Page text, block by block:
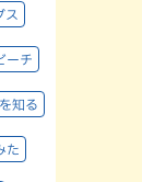
ス
ーチ
知る
た